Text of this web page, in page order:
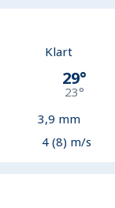
Klart
29°
23°
3,9 mm
4 (8) m/s